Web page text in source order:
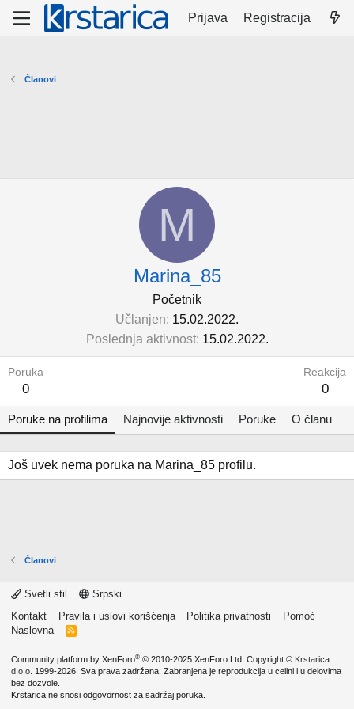
Prijava Registracija
Članovi
M
Marina_85
Početnik
Učlanjen 15.02.2022.
Poslednja aktivnost 15.02.2022.
Poruka
0
Reakcija
0
Poruke na profilima Najnovije aktivnosti Poruke O članu
Još uvek nema poruka na Marina_85 profilu.
Članovi
Svetli stil
Srpski
Kontakt
Pravila i uslovi korišćenja Politika privatnosti
Pomoć
Naslovna
R
Community platform by XenForo® © 2010-2025 XenForo Ltd. Copyright © Krstarica
d.o.o. 1999-2026. Sva prava zadržana. Zabranjena je reprodukcija u celini i u delovima
bez dozvole.
Krstarica ne snosi odgovornost za sadržaj poruka.